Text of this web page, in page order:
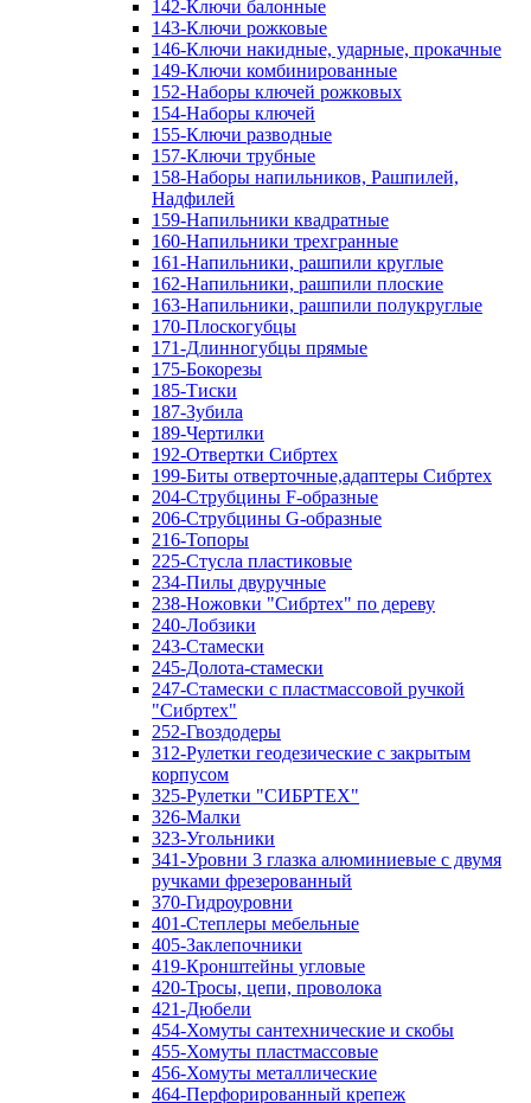
142-Ключи балонные
143-Ключи рожковые
146-Ключи накидные, ударные, прокачные
149-Ключи комбинированные
152-Наборы ключей рожковых
154-Наборы ключей
155-Ключи разводные
157-Ключи трубные
158-Наборы напильников, Рашпилей,
Надфилей
159-Напильники квадратные
160-Напильники трехгранные
161-Напильники, рашпили круглые
162-Напильники, рашпили плоские
163-Напильники, рашпили полукруглые
170-Плоскогубцы
171-Длинногубцы прямые
175-Бокорезы
185-Тиски
187-Зубила
189-Чертилки
192-Отвертки Сибртех
199-Биты отверточные,адаптеры Сибртех
204-Струбцины F-образные
206-Струбцины G-образные
216-Топоры
225-Стусла пластиковые
234-Пилы двуручные
238-Ножовки "Сибртех" по дереву
240-Лобзики
243-Стамески
245-Долота-стамески
247-Стамески с пластмассовой ручкой
"Сибртех"
252-Гвоздодеры
312-Рулетки геодезические с закрытым
корпусом
325-Рулетки "СИБРТЕХ"
326-Малки
323-Угольники
341-Уровни 3 глазка алюминиевые с двумя
ручками фрезерованный
370-Гидроуровни
401-Степлеры мебельные
405-Заклепочники
419-Кронштейны угловые
420-Тросы, цепи, проволока
421-Дюбели
454-Хомуты сантехнические и скобы
455-Хомуты пластмассовые
456-Хомуты металлические
464-Перфорированный крепеж